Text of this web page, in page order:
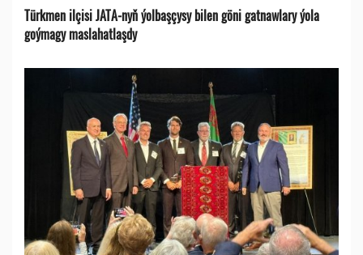
Türkmen ilçisi JATA-nyň ýolbaşçysy bilen göni gatnawlary ýola
goýmagy maslahatlaşdy